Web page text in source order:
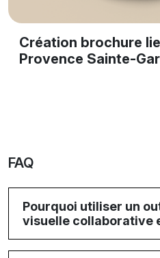
Création brochure
Provence Sainte-
FAQ
Pourquoi utiliser un
visuelle collaborative